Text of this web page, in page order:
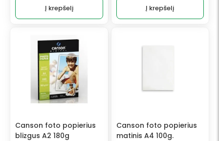
Į krepšelį Į krepšelį
Canson foto popierius
blizgus A2 180g
Canson foto popierius
matinis A4 100g.